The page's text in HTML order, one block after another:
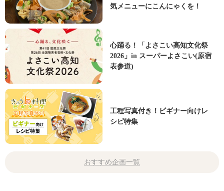
気メニューにこんにゃくを！
心踊る！「よさこい高知文化祭
2026」in スーパーよさこい(原宿
表参道)
工程写真付き！ビギナー向けレ
シピ特集
おすすめ企画一覧